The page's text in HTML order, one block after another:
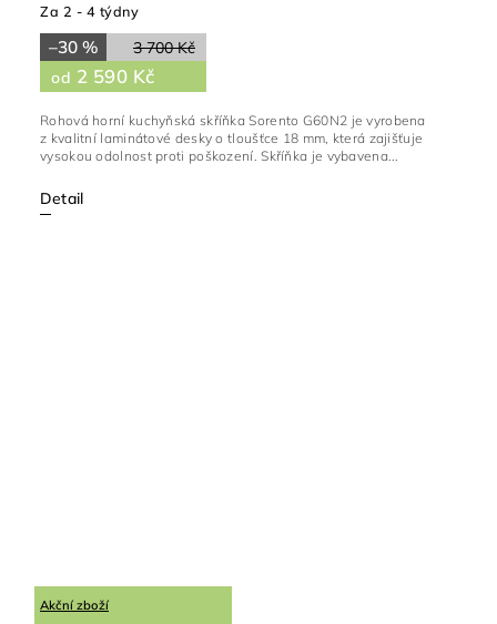
Za 2 - 4 týdny
3 700 Kč
–30 %
od 2 590 Kč
Detail
Rohová horní kuchyňská skříňka Sorento G60N2 je vyrobena
z kvalitní laminátové desky o tloušťce 18 mm, která zajišťuje
vysokou odolnost proti poškození. Skříňka je vybavena...
Akční zboží